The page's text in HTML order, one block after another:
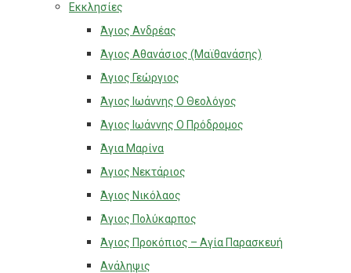
Εκκλησίες
Άγιος Ανδρέας
Άγιος Αθανάσιος (Μαϊθανάσης)
Άγιος Γεώργιος
Άγιος Ιωάννης Ο Θεολόγος
Άγιος Ιωάννης Ο Πρόδρομος
Άγια Μαρίνα
Άγιος Νεκτάριος
Άγιος Νικόλαος
Άγιος Πολύκαρπος
Άγιος Προκόπιος – Αγία Παρασκευή
Ανάληψις